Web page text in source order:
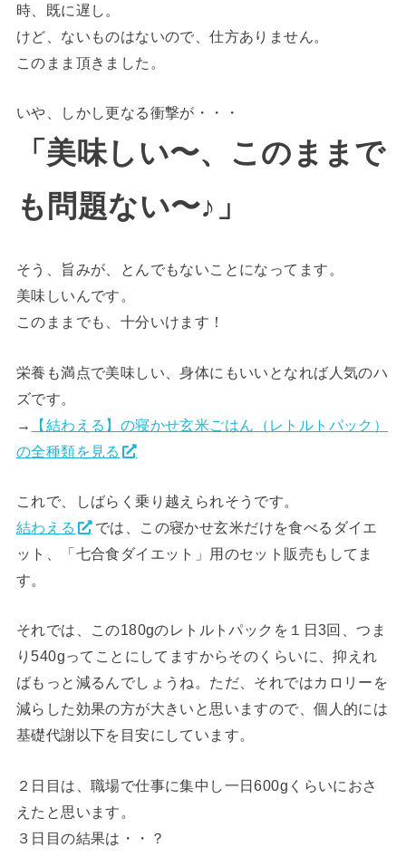
時、既に遅し。
けど、ないものはないので、仕方ありません。
このまま頂きました。
いや、しかし更なる衝撃が・・・
「美味しい〜、このままで
も問題ない〜♪」
そう、旨みが、とんでもないことになってます。
美味しいんです。
このままでも、十分いけます！
栄養も満点で美味しい、身体にもいいとなれば人気のハ
ズです。
→
【結わえる】の寝かせ玄米ごはん（レトルトパック）
の全種類を見る
これで、しばらく乗り越えられそうです。
結わえる
では、この寝かせ玄米だけを食べるダイエ
ット、「七合食ダイエット」用のセット販売もしてま
す。
それでは、この180gのレトルトパックを１日3回、つま
り540gってことにしてますからそのくらいに、抑えれ
ばもっと減るんでしょうね。ただ、それではカロリーを
減らした効果の方が大きいと思いますので、個人的には
基礎代謝以下を目安にしています。
２日目は、職場で仕事に集中し一日600gくらいにおさ
えたと思います。
３日目の結果は・・？